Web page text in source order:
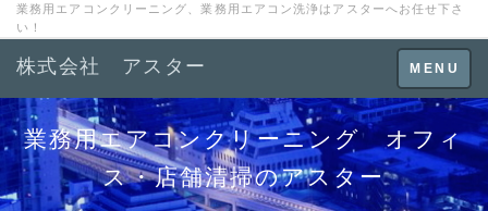
業務用エアコンクリーニング、業務用エアコン洗浄はアスターへお任せ下さ
い！
Toggle
navigation
MENU
株式会社 アスター
業務用エアコンクリーニング オフィ
ス・店舗清掃のアスター